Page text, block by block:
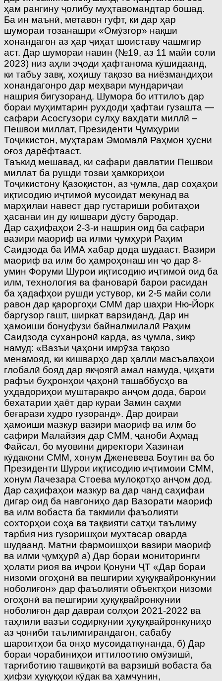
ҳам рангину ҷолибу муҳтавомандтар бошад.
Ба ин маънӣ, метавон гуфт, ки дар ҳар
шумораи тозанашри «Омӯзгор» нақши
хонандагон аз ҳар ҷиҳат шоиставу чашмгир
аст. Дар шумораи навин (№19, аз 11 майи соли
2023) низ аҳли эҷоди ҳафтанома кӯшидаанд,
ки табъу завқ, хоҳишу тақозо ва ниёзмандиҳои
хонандагонро дар меҳвари мундариҷаи
нашрия бигузоранд. Шумора бо иттилоъ дар
бораи муҳимтарин рухдоди ҳафтаи гузашта —
сафари Асосгузори сулҳу ваҳдати миллӣ –
Пешвои миллат, Президенти Ҷумҳурии
Тоҷикистон, муҳтарам Эмомалӣ Раҳмон ҳусни
оғоз дарёфтааст.
Таъкид мешавад, ки сафари давлатии Пешвои
миллат ба рушди тозаи ҳамкориҳои
Тоҷикистону Қазоқистон, аз ҷумла, дар соҳаҳои
иқтисодию иҷтимоӣ мусоидат мекунад ва
марҳилаи навест дар густариши робитаҳои
ҳасанаи ин ду кишвари дӯсту бародар.
Дар саҳифаҳои 2-3-и нашрия оид ба сафари
вазири маориф ва илми ҷумҳурӣ Раҳим
Саидзода ба ИМА хабар дода шудааст. Вазири
маориф ва илм бо ҳамроҳонаш ин ҷо дар 8-
умин Форуми Шурои иқтисодию иҷтимоӣ оид ба
илм, технология ва фановарӣ барои расидан
ба ҳадафҳои рушди устувор, ки 2-5 майи соли
равон дар қароргоҳи СММ дар шаҳри Ню-Йорк
баргузор гашт, ширкат варзиданд. Дар ин
ҳамоиши бонуфузи байналмилалӣ Раҳим
Саидзода суханронӣ карда, аз ҷумла, зикр
намуд: «Вазъи ҷаҳони имрӯза тақозо
менамояд, ки кишварҳо дар ҳалли масъалаҳои
глобалӣ бояд дар якҷоягӣ амал намуда, ҷиҳати
рафъи буҳронҳои ҷаҳонӣ ташаббусҳо ва
уҳдадориҳои муштаракро анҷом дода, барои
бехатарии ҳаёт дар кураи Замин саҳми
беғарази худро гузоранд». Дар доираи
ҳамоиши мазкур вазири маориф ва илм бо
сафири Малайзия дар СММ, ҷаноби Аҳмад
Файсал, бо муовини директори Хазинаи
кӯдакони СММ, хонум Дженевева Боутин ва бо
Президенти Шурои иқтисодию иҷтимоии СММ,
хонум Лачезара Стоева мулоқотҳо анҷом дод.
Дар саҳифаҳои мазкур ва дар чанд саҳифаи
дигар оид ба навгониҳо дар Вазорати маориф
ва илм вобаста ба такмили фаъолияти
сохторҳои соҳа ва тақвияти сатҳи таълиму
тарбия низ гузоришҳои мухтасар оварда
шудаанд. Матни фармоишҳои вазири маориф
ва илми ҷумҳурӣ а) Дар бораи мониторинги
ҳолати риоя ва иҷрои Қонуни ҶТ «Дар бораи
низоми огоҳонӣ ва пешгирии ҳуқуқвайронкунии
ноболиғон» дар фаъолияти объектҳои низоми
огоҳонӣ ва пешгирии ҳуқуқвайронкунии
ноболиғон дар давраи солҳои 2021-2022 ва
таҳлили вазъи содиркунии ҳуқуқвайронкуниҳо
аз ҷониби таълимгирандагон, сабабу
шароитҳои ба онҳо мусоидаткунанда, б) Дар
бораи чорабиниҳои иттилоотию омӯзишӣ,
тарғиботию ташвиқотӣ ва варзишӣ вобаста ба
ҳифзи ҳуқуқҳои кӯдак ва ҳамчунин,